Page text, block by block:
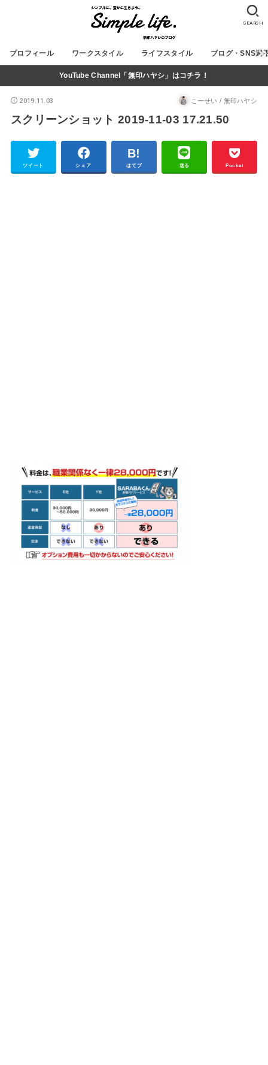
プロフィール ワークスタイル ライフスタイル ブログ・SNS運
SEARCH
YouTube Channel「無印ハヤシ」はコチラ！
2019.11.03 こーせい / 無印ハヤシ
スクリーンショット 2019-11-03 17.21.50
ツイート シェア はてブ 送る Pocket